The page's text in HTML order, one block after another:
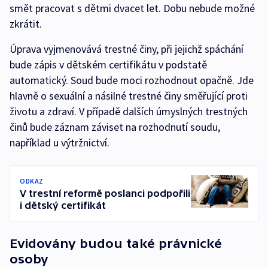
smět pracovat s dětmi dvacet let. Dobu nebude možné
zkrátit.
Úprava vyjmenovává trestné činy, při jejichž spáchání
bude zápis v dětském certifikátu v podstatě
automatický. Soud bude moci rozhodnout opačně. Jde
hlavně o sexuální a násilné trestné činy směřující proti
životu a zdraví. V případě dalších úmyslných trestných
činů bude záznam záviset na rozhodnutí soudu,
například u výtržnictví.
ODKAZ
V trestní reformě poslanci podpořili
i dětský certifikát
Evidovány budou také právnické
osoby